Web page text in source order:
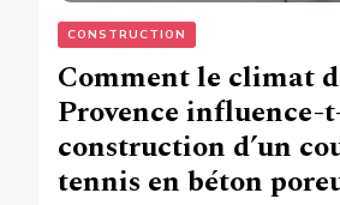
CONSTRUCTION
Comment le climat
Provence
construction d’un
tennis en béton